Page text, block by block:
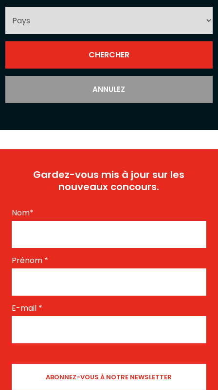
ANNULEZ
Gardez-vous mis à jour sur les
nouveaux concours.
Nom*
Prénom *
E-mail *